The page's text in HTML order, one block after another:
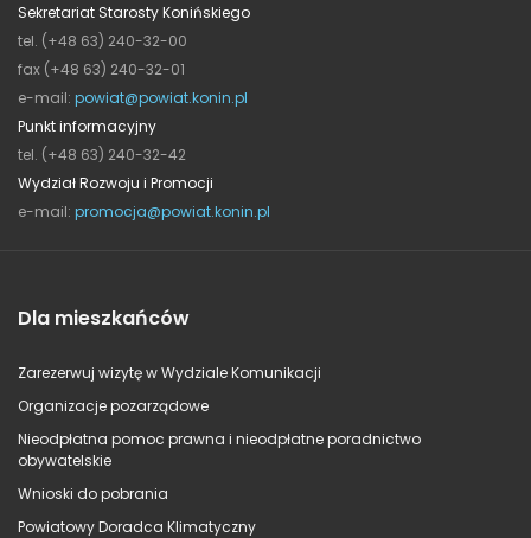
Sekretariat Starosty Konińskiego
tel. (+48 63) 240-32-00
fax (+48 63) 240-32-01
e-mail: powiat@powiat.konin.pl
Punkt informacyjny
tel. (+48 63) 240-32-42
Wydział Rozwoju i Promocji
e-mail: promocja@powiat.konin.pl
Dla mieszkańców
Zarezerwuj wizytę w Wydziale Komunikacji
Organizacje pozarządowe
Nieodpłatna pomoc prawna i nieodpłatne poradnictwo
obywatelskie
Wnioski do pobrania
Powiatowy Doradca Klimatyczny